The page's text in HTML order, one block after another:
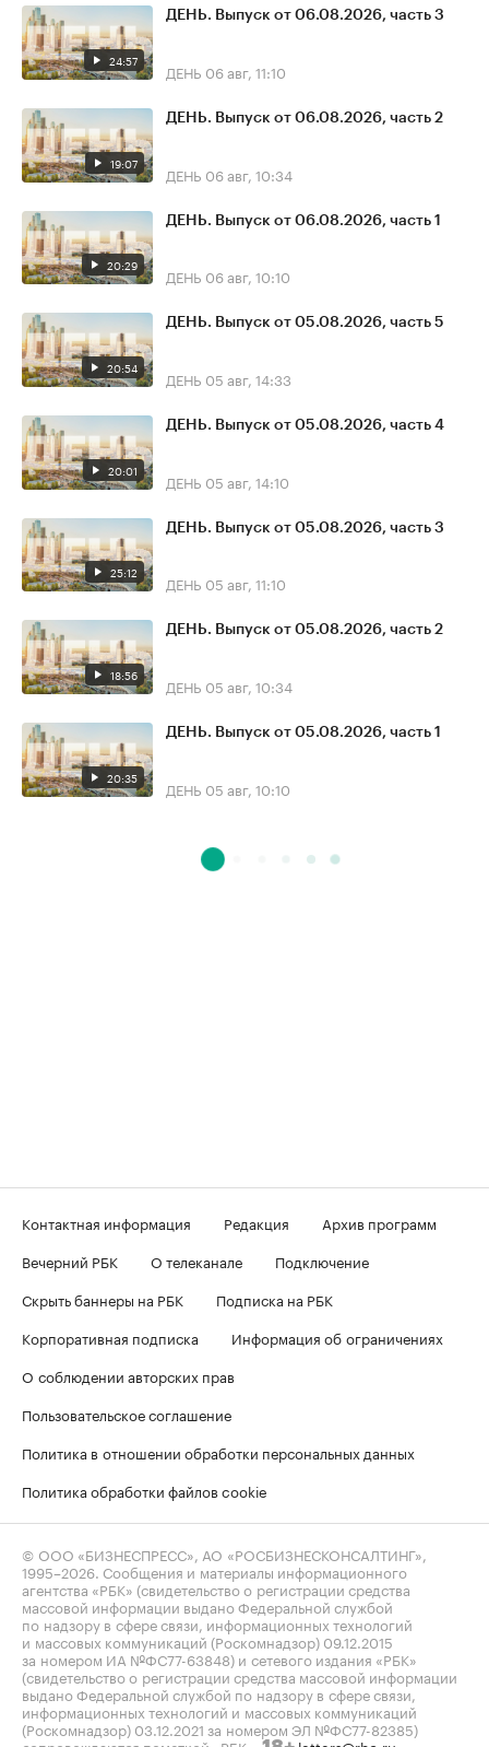
24:57
ДЕНЬ. Выпуск от 06.08.2026, часть 3
ДЕНЬ 06 авг, 11:10
19:07
ДЕНЬ. Выпуск от 06.08.2026, часть 2
ДЕНЬ 06 авг, 10:34
20:29
ДЕНЬ. Выпуск от 06.08.2026, часть 1
ДЕНЬ 06 авг, 10:10
20:54
ДЕНЬ. Выпуск от 05.08.2026, часть 5
ДЕНЬ 05 авг, 14:33
20:01
ДЕНЬ. Выпуск от 05.08.2026, часть 4
ДЕНЬ 05 авг, 14:10
25:12
ДЕНЬ. Выпуск от 05.08.2026, часть 3
ДЕНЬ 05 авг, 11:10
18:56
ДЕНЬ. Выпуск от 05.08.2026, часть 2
ДЕНЬ 05 авг, 10:34
20:35
ДЕНЬ. Выпуск от 05.08.2026, часть 1
ДЕНЬ 05 авг, 10:10
Контактная информация Редакция
Архив программ
Вечерний РБК
О телеканале
Подключение
Скрыть баннеры на РБК
Подписка на РБК
Корпоративная подписка
Информация об ограничениях
О соблюдении авторских прав
Пользовательское соглашение
Политика в отношении обработки персональных данных
Политика обработки файлов cookie
© ООО «БИЗНЕСПРЕСС», АО «РОСБИЗНЕСКОНСАЛТИНГ»,
1995–2026 . Сообщения и материалы информационного
агентства «РБК» (свидетельство о регистрации средства
массовой информации выдано Федеральной службой
по надзору в сфере связи, информационных технологий
и массовых коммуникаций (Роскомнадзор) 09.12.2015
за номером ИА №ФС77-63848) и сетевого издания «РБК»
(свидетельство о регистрации средства массовой информации
выдано Федеральной службой по надзору в сфере связи,
информационных технологий и массовых коммуникаций
(Роскомнадзор) 03.12.2021 за номером ЭЛ №ФС77-82385)